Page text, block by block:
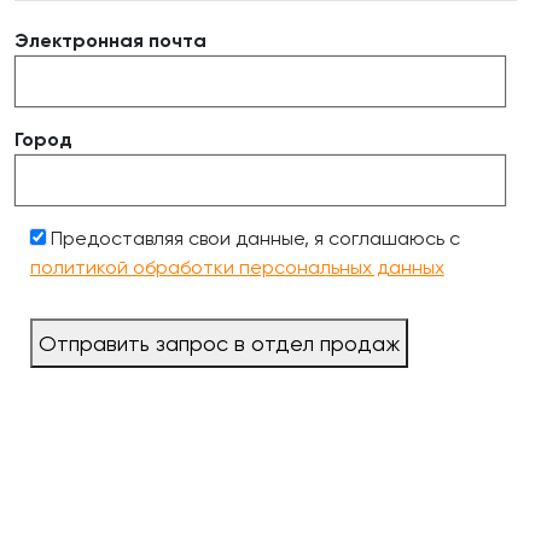
Электронная почта
Город
Предоставляя свои данные, я соглашаюсь с
политикой обработки персональных данных
Отправить запрос в отдел продаж